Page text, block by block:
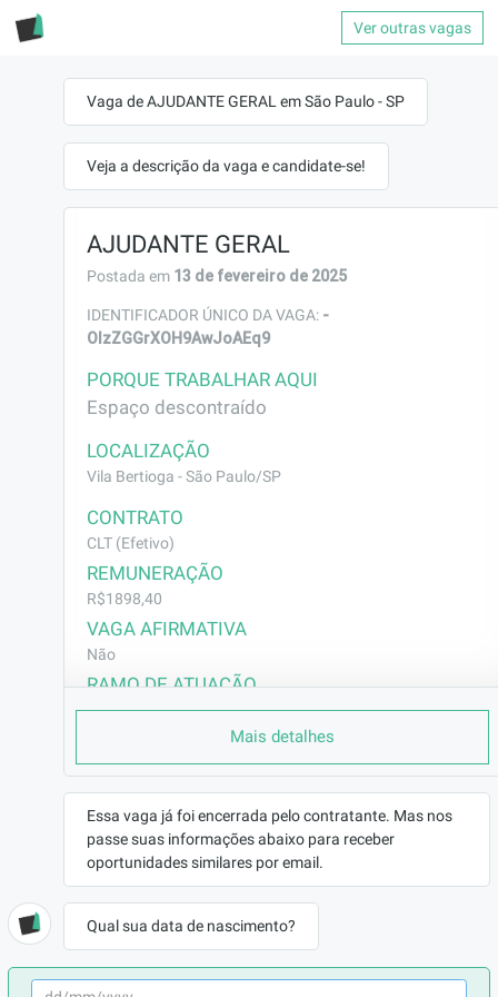
Ver outras vagas
Vaga de AJUDANTE GERAL em São Paulo - SP
Veja a descrição da vaga e candidate-se!
AJUDANTE GERAL
Postada em 13 de fevereiro de 2025
IDENTIFICADOR ÚNICO DA VAGA: -
OIzZGGrXOH9AwJoAEq9
PORQUE TRABALHAR AQUI
Espaço descontraído
LOCALIZAÇÃO
Vila Bertioga - São Paulo/SP
CONTRATO
CLT (Efetivo)
REMUNERAÇÃO
R$1898,40
VAGA AFIRMATIVA
Não
RAMO DE ATUAÇÃO
Outros
a combinar
DESCRIÇÃO
Estamos em busca de Ajudante Geral para
trabalhar em nossa importadora, responsável
pelo recebimento, armazenamento e
organização de mercadorias no estoque. O
candidato ideal deve ser proativo, ter
disposição física e ser capaz de realizar
Mais detalhes
Essa vaga já foi encerrada pelo contratante. Mas nos
passe suas informações abaixo para receber
oportunidades similares por email.
Qual sua data de nascimento?